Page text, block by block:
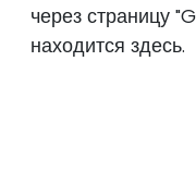
через страницу
находится здесь.